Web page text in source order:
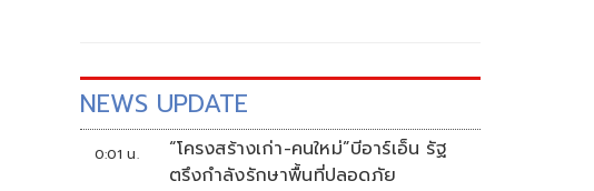
NEWS UPDATE
0:01 น.
“โครงสร้างเก่า-คนใหม่”บีอาร์เอ็น รัฐ
ตรึงกำลังรักษาพื้นที่ปลอดภัย